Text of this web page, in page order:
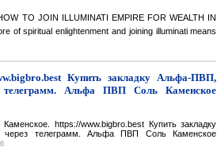
TO JOIN ILLUMINATI EMPIRE FOR WEALTH IN
of spiritual enlightenment and joining illuminati means
Купить закладку Альфа-ПВП,
телеграмм. Альфа ПВП Соль Каменское
https://www.bigbro.best Купить закладку
телеграмм. Альфа ПВП Соль Каменское